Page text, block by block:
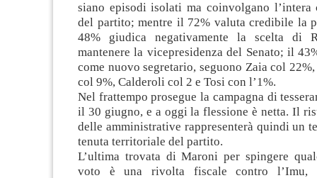
siano episodi isolati ma coinvolgano l’intera
del partito; mentre il 72% valuta credibile la
48% giudica negativamente la scelta di
mantenere la vicepresidenza del Senato; il
come nuovo segretario, seguono Zaia col
col 9%, Calderoli col 2 e Tosi con l’1%.
Nel frattempo prosegue la campagna di
il 30 giugno, e a oggi la flessione è netta. Il
delle amministrative rappresenterà quindi un
tenuta territoriale del partito.
L’ultima trovata di Maroni per spingere
voto è una rivolta fiscale contro l’Imu,